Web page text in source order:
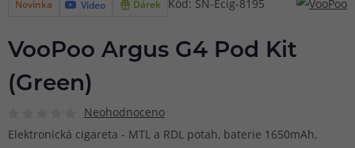
Novinka Video Dárek Kód: SN-Ecig-8195
VooPoo Argus G4 Pod Kit
(Green)
Neohodnoceno
Elektronická cigareta - MTL a RDL potah, baterie 1650mAh,